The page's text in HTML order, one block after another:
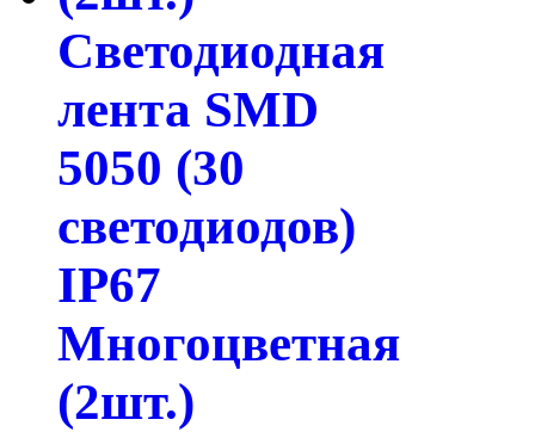
Светодиодная
лента SMD
5050 (30
светодиодов)
IP67
Многоцветная
(2шт.)